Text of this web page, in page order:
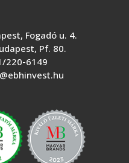
Fogadó u. 4.
Pf. 80.
220-6149